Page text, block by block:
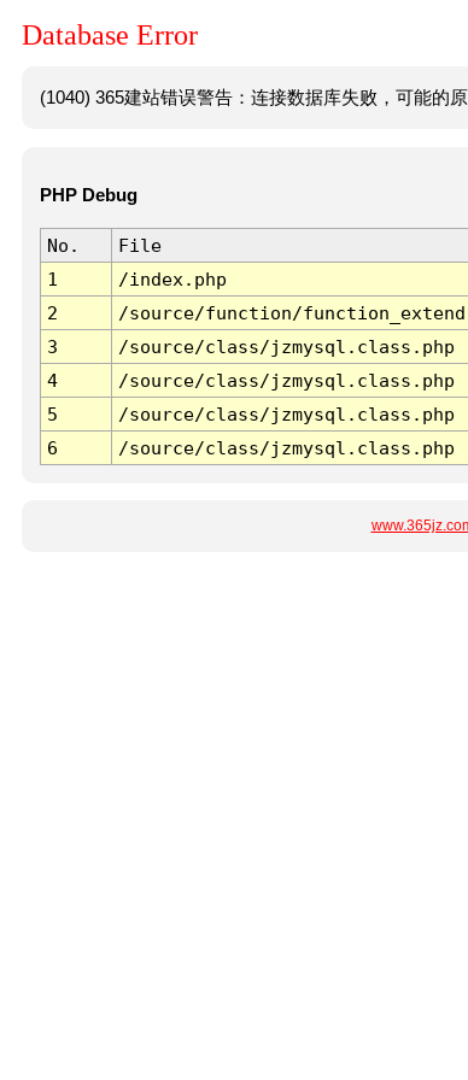
Database Error
(1040) 365建站错误警告：连接数据库失败，可能的
PHP Debug
No. File
1
/index.php
2
/source/function/
3
/source/class/jzmysql.class.php
4
/source/class/jzmysql.class.php
5
/source/class/jzmysql.class.php
6
/source/class/jzmysql.class.php